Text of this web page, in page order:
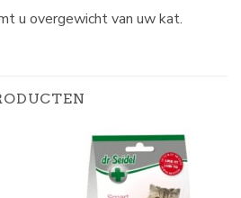
u overgewicht van uw kat.